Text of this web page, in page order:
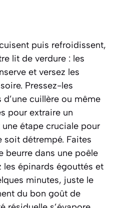
puis refroidissent,
lit de verdure : les
et versez les
Pressez-les
cuillère ou même
pour extraire un
une étape cruciale pour
soit détrempé. Faites
beurre dans une poêle
les épinards égouttés et
minutes, juste le
du bon goût de